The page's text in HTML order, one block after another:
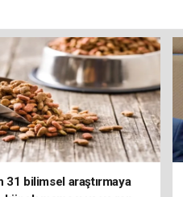
31 bilimsel araştırmaya